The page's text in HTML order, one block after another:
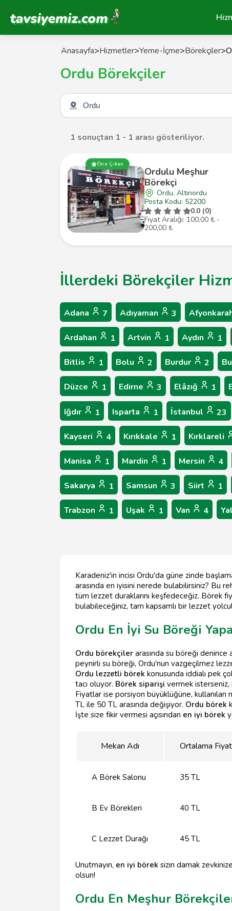
Tavsiyemiz Anasayfa
Anasayfa>Hizmetler>Yeme-İçme>Börekçiler>
Ordu Börekçiler
Şehir seçin
1 sonuçtan 1 - 1 arası gösteriliyor.
Öne Çıkan
Ordulu Meşhur
Börekçi
Ordu, Altınordu
Posta Kodu: 52200
0.0 (0)
Fiyat Aralığı: 100,00 ₺ -
200,00 ₺
İllerdeki Börekçiler
Adana 7 Adıyaman 3
Ardahan 1 Artvin 1 Aydın 1
Bitlis 1 Bolu 2 Burdur 2
Düzce 1 Edirne 3 Elâzığ 1
Iğdır 1 Isparta 1 İstanbul 23
Kayseri 4 Kırıkkale 1 Kırklareli
Manisa 1 Mardin 1 Mersin 4
Sakarya 1 Samsun 3 Siirt 1
Trabzon 1 Uşak 1 Van 4
Karadeniz'in incisi Ordu'da güne zinde
arasında en iyisini nerede bulabilirsiniz? Bu
tüm lezzet duraklarını keşfedeceğiz. Börek
bulabileceğiniz, tam kapsamlı bir lezzet
Ordu En İyi Su Böreği
Ordu börekçiler arasında su böreği denince
peynirli su böreği, Ordu'nun vazgeçilmez
Ordu lezzetli börek konusunda iddialı pek
tacı oluyor. Börek siparişi vermek isterseniz,
Fiyatlar ise porsiyon büyüklüğüne,
TL ile 50 TL arasında değişiyor. Ordu börek
İşte size fikir vermesi açısından en iyi börek
Mekan Adı Ortalama
A Börek Salonu 35 TL
B Ev Börekleri 40 TL
C Lezzet Durağı 45 TL
Unutmayın, en iyi börek sizin damak
olsun!
Ordu En Meşhur